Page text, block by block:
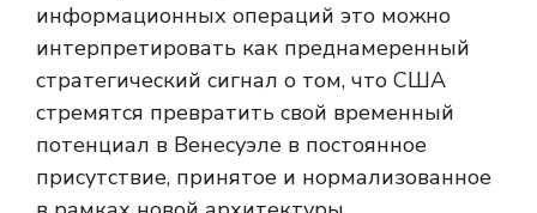
информационных операций это можно
интерпретировать как преднамеренный
стратегический сигнал о том, что США
стремятся превратить свой временный
потенциал в Венесуэле в постоянное
присутствие, принятое и нормализованное